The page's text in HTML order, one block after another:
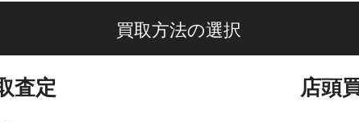
買取方法の選択
査定 店頭